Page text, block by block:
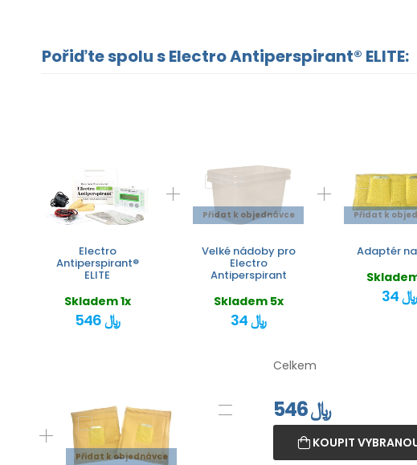
Pořiďte spolu s Electro Antiperspirant® ELITE:
Electro
Antiperspirant®
ELITE
Skladem 1x
546 ﷼
Přidat k objednávce
Velké nádoby pro
Electro
Antiperspirant
Skladem 5x
34 ﷼
Přidat k
Adaptér
34 ﷼
Přidat k objednávce
Celkem
546﷼
KOUPIT